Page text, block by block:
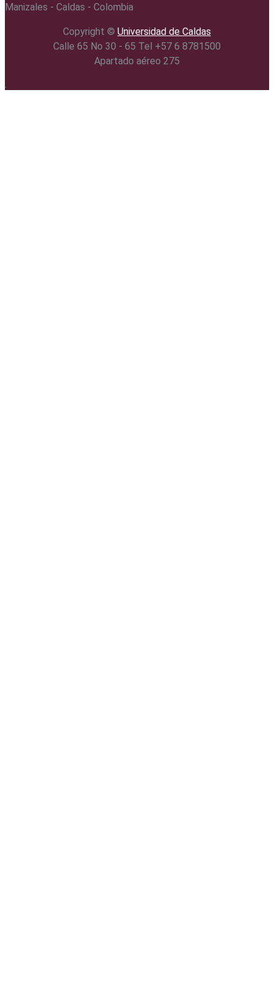
Manizales - Caldas - Colombia
Copyright ©️ Universidad de Caldas
Calle 65 No 30 - 65 Tel +57 6 8781500
Apartado aéreo 275
.